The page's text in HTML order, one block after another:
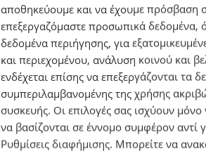
αποθηκεύουμε και να έχουμε πρόσβαση
επεξεργαζόμαστε προσωπικά δεδομένα,
δεδομένα περιήγησης, για
και περιεχομένου, ανάλυση κοινού και
ενδέχεται επίσης να επεξεργάζονται τα
συμπεριλαμβανομένης της χρήσης
συσκευής. Οι επιλογές σας ισχύουν
να βασίζονται σε έννομο συμφέρον αντί
Ρυθμίσεις διαφήμισης. Μπορείτε να